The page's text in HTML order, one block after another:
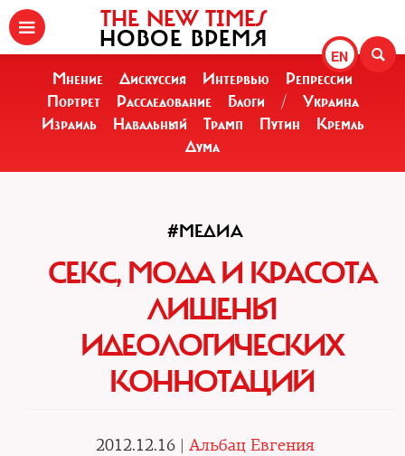
EN
THE NEW TIMES
НОВОЕ ВРЕМЯ
Мнение Дискуссия Интервью
Репрессии
Портрет
Расследование Блоги /
Украина
Израиль
Навальный Трамп Путин
Кремль
Дума
#МЕДИА
СЕКС, МОДА И КРАСОТА
ЛИШЕНЫ
ИДЕОЛОГИЧЕСКИХ
КОННОТАЦИЙ
2012.12.16 | Альбац Евгения